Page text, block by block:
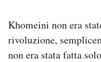
Khomeini non era
rivoluzione,
non era stata fatta